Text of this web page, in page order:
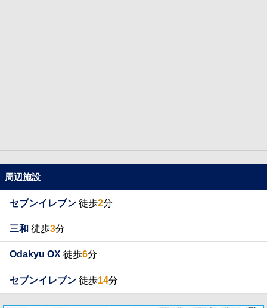
周辺施設
セブンイレブン 徒歩2分
三和 徒歩3分
Odakyu OX 徒歩6分
セブンイレブン 徒歩14分